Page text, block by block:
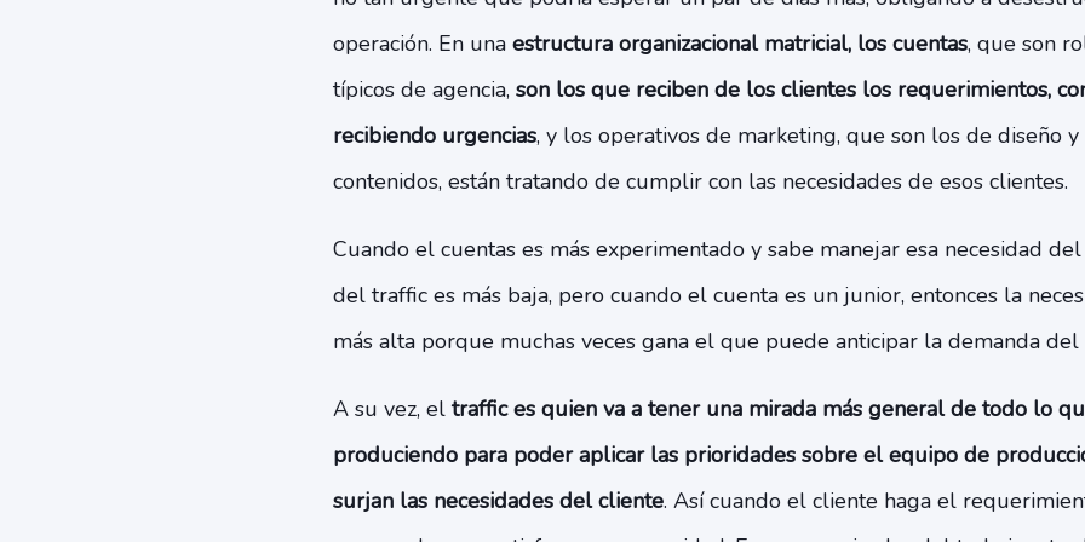
operación. En una estructura organizacional matricial, los cuentas, que son
típicos de agencia, son los que reciben de los clientes los requerimientos,
recibiendo urgencias, y los operativos de marketing, que son los de diseño
contenidos, están tratando de cumplir con las necesidades de esos clientes.
Cuando el cuentas es más experimentado y sabe manejar esa necesidad
del traffic es más baja, pero cuando el cuenta es un junior, entonces la
más alta porque muchas veces gana el que puede anticipar la demanda
A su vez, eltraffic es quien va a tener una mirada más general de todo lo
produciendo para poder aplicar las prioridades sobre el equipo de
surjan las necesidades del cliente. Así cuando el cliente haga el